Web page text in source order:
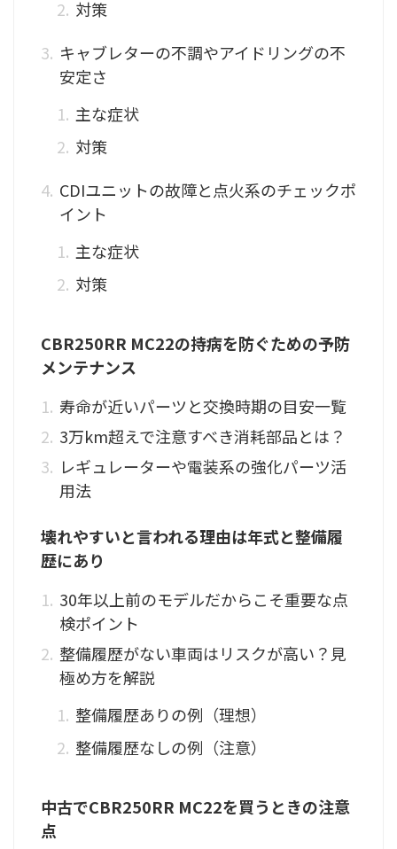
対策
キャブレターの不調やアイドリングの不
安定さ
主な症状
対策
CDIユニットの故障と点火系のチェックポ
イント
主な症状
対策
CBR250RR MC22の持病を防ぐための予防
メンテナンス
寿命が近いパーツと交換時期の目安一覧
3万km超えで注意すべき消耗部品とは？
レギュレーターや電装系の強化パーツ活
用法
壊れやすいと言われる理由は年式と整備履
歴にあり
30年以上前のモデルだからこそ重要な点
検ポイント
整備履歴がない車両はリスクが高い？見
極め方を解説
整備履歴ありの例（理想）
整備履歴なしの例（注意）
中古でCBR250RR MC22を買うときの注意
点